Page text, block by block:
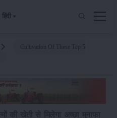
हिंदी